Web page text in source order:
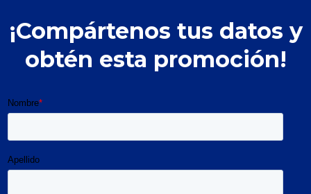
¡Compártenos tus datos y
obtén esta promoción!